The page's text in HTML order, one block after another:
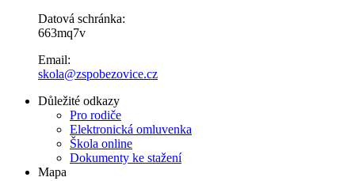
Datová schránka:
663mq7v
Email:
skola@zspobezovice.cz
Důležité odkazy
Pro rodiče
Elektronická omluvenka
Škola online
Dokumenty ke stažení
Mapa